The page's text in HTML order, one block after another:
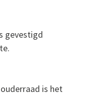
gevestigd
is het